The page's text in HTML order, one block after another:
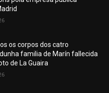
os corpos dos catro
familia de Marín fallecida
de La Guaira